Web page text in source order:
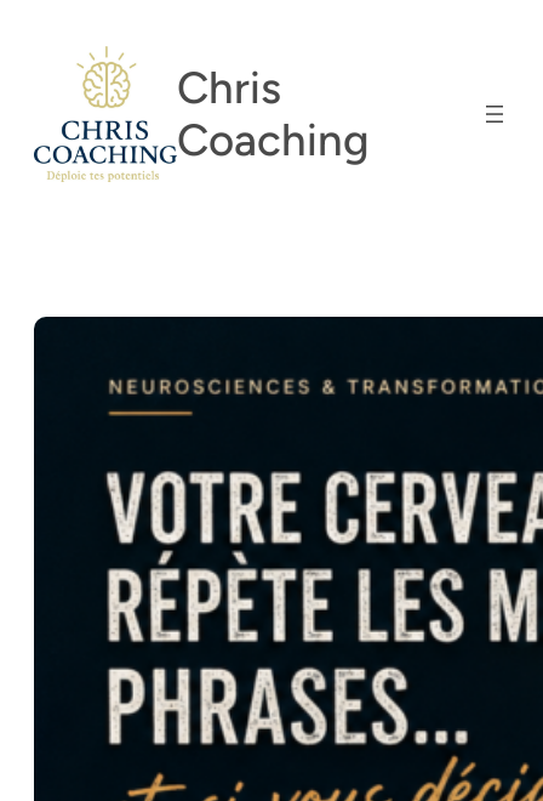
Chris
Coaching